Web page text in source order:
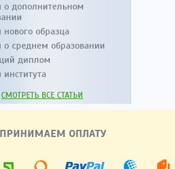
дополнительном
образца
среднем образовании
диплом
СМОТРЕТЬ ВСЕ СТАТЬИ
ОПЛАТУ